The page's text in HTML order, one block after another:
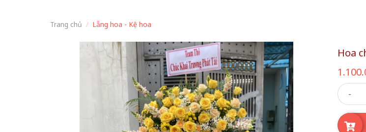
Trang chủ / Lẵng hoa - Kệ hoa
Hoa
Hoa